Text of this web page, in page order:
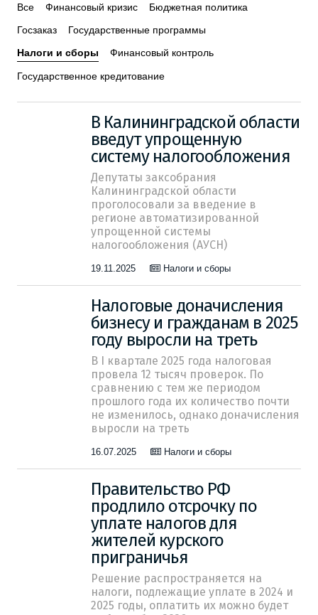
Все Финансовый кризис
Бюджетная политика
Госзаказ
Государственные программы
Налоги и сборы
Финансовый контроль
Государственное кредитование
В Калининградской области
введут упрощенную
систему налогообложения
Депутаты заксобрания
Калининградской области
проголосовали за введение в
регионе автоматизированной
упрощенной системы
налогообложения (АУСН)
19.11.2025 Налоги и сборы
Налоговые доначисления
бизнесу и гражданам в 2025
году выросли на треть
В I квартале 2025 года налоговая
провела 12 тысяч проверок. По
сравнению с тем же периодом
прошлого года их количество почти
не изменилось, однако доначисления
выросли на треть
16.07.2025 Налоги и сборы
Правительство РФ
продлило отсрочку по
уплате налогов для
жителей курского
приграничья
Решение распространяется на
налоги, подлежащие уплате в 2024 и
2025 годы, оплатить их можно будет